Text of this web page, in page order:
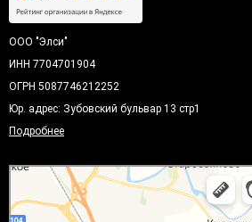
ООО "Элси"
ИНН 7704701904
ОГРН 5087746212252
Юр. адрес: Зубовский бульвар 13 стр1
Подробнее